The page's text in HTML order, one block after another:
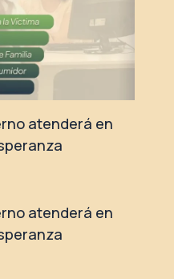
atenderá en
atenderá en